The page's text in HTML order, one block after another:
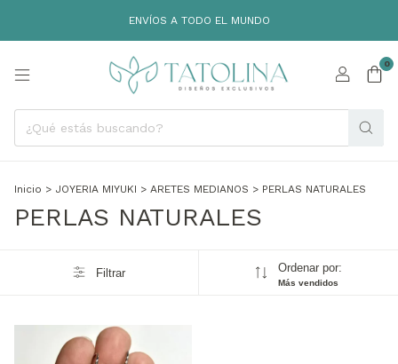
ENVÍOS A TODO EL MUNDO
0
Inicio > JOYERIA MIYUKI > ARETES MEDIANOS > PERLAS NATURALES
PERLAS NATURALES
Filtrar Ordenar por:
Más vendidos